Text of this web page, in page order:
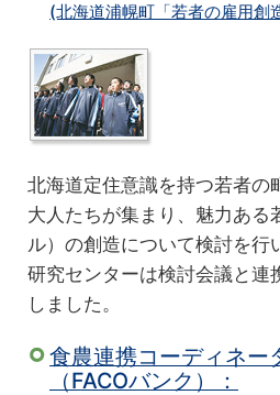
(北海道浦幌町「若者の雇用創
北海道定住意識を持つ若者の
大人たちが集まり、魅力ある
ル）の創造について検討を
研究センターは検討会議と連
しました。
食農連携コーディネ
（FACOバンク）：